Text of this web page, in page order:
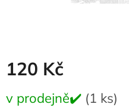
120 Kč
cena:
v prodejně✔️ (1 ks)